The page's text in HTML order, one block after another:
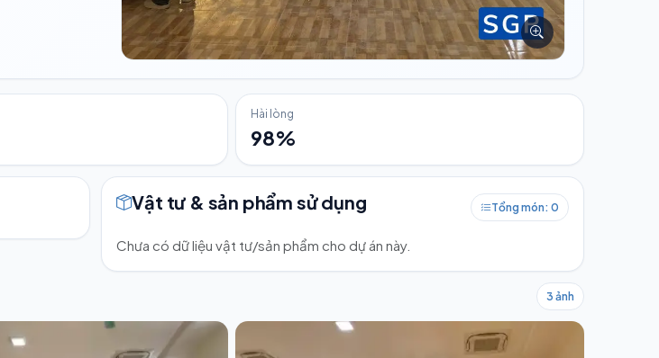
Hài lòng
98%
Vật tư & sản phẩm sử dụng Tổng món: 0
Chưa có dữ liệu vật tư/sản phẩm cho dự án này.
3 ảnh